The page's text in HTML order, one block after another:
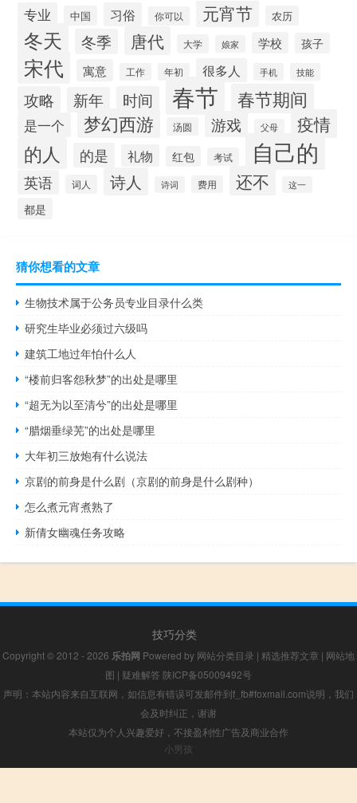
专业 中国 习俗 你可以 元宵节 农历
冬天 冬季 唐代 大学 娘家 学校 孩子
宋代 寓意 工作 年初 很多人 手机 技能
攻略 新年 时间 春节 春节期间
是一个 梦幻西游 汤圆 游戏 父母 疫情
的人 的是 礼物 红包 考试 自己的
英语 词人 诗人 诗词 费用 还不 这一
都是
猜你想看的文章
生物技术属于公务员专业目录什么类
研究生毕业必须过六级吗
建筑工地过年怕什么人
“楼前归客怨秋梦”的出处是哪里
“超无为以至清兮”的出处是哪里
“腊烟垂绿芜”的出处是哪里
大年初三放炮有什么说法
京剧的前身是什么剧（京剧的前身是什么剧种）
怎么煮元宵煮熟了
新倩女幽魂任务攻略
技巧分类
Copyright © 2012 - 2026 乐拍网 Powered by 网站分类目录 | 精选推荐文章 | 网站地
图 | 疑难解答 陕ICP备05009492号
声明：本站内容来自互联网，如信息有错误可发邮件到f_fb#foxmail.com说明，我们
会及时纠正，谢谢
本站仅为个人兴趣爱好，不接盈利性广告及商业合作
小男孩